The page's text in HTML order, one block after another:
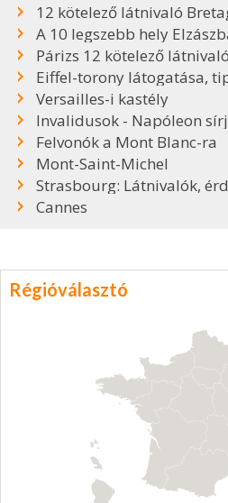
12 kötelező látnivaló
A 10 legszebb hely
Párizs 12 kötelező
Eiffel-torony látogatása,
Versailles-i kastély
Invalidusok - Napóleon
Felvonók a Mont Blanc-ra
Mont-Saint-Michel
Strasbourg: Látnivalók,
Cannes
Régióválasztó